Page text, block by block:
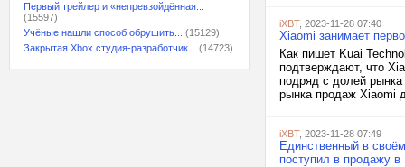
Первый трейлер и «непревзойдённая...
(15597)
Учёные нашли способ обрушить...
(15129)
Закрытая Xbox студия-разработчик...
(14723)
iXBT, 2023-11-28 07:40
Xiaomi занимает
Как пишет Kuai
подтверждают, что
подряд с долей
рынка продаж Xiaomi
iXBT, 2023-11-28 07:49
Единственный в
поступил в продажу в